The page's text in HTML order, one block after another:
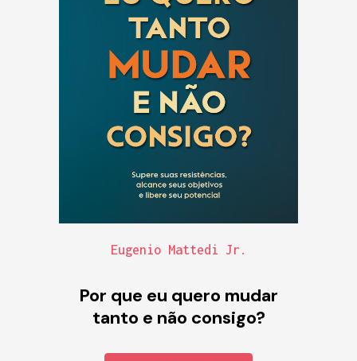
Eugenio Mattedi Jr.
Por que eu quero mudar
tanto e não consigo?